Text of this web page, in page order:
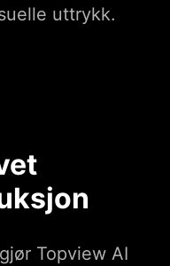
uttrykk.
Topview AI